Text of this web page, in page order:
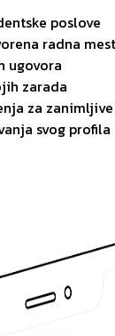
poslove
radna
ugovora
zarada
za
svog profila